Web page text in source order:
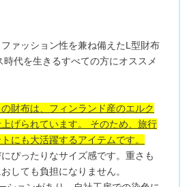
ァッション性を兼ね備えたL型財布
代を生きるすべての方にオススメ
財布は、フィンランド産のエルク
げられています。 そのため、旅行
にも大活躍するアイテムです。
ぴったりなサイズ感です。重さも
しても負担になりません。